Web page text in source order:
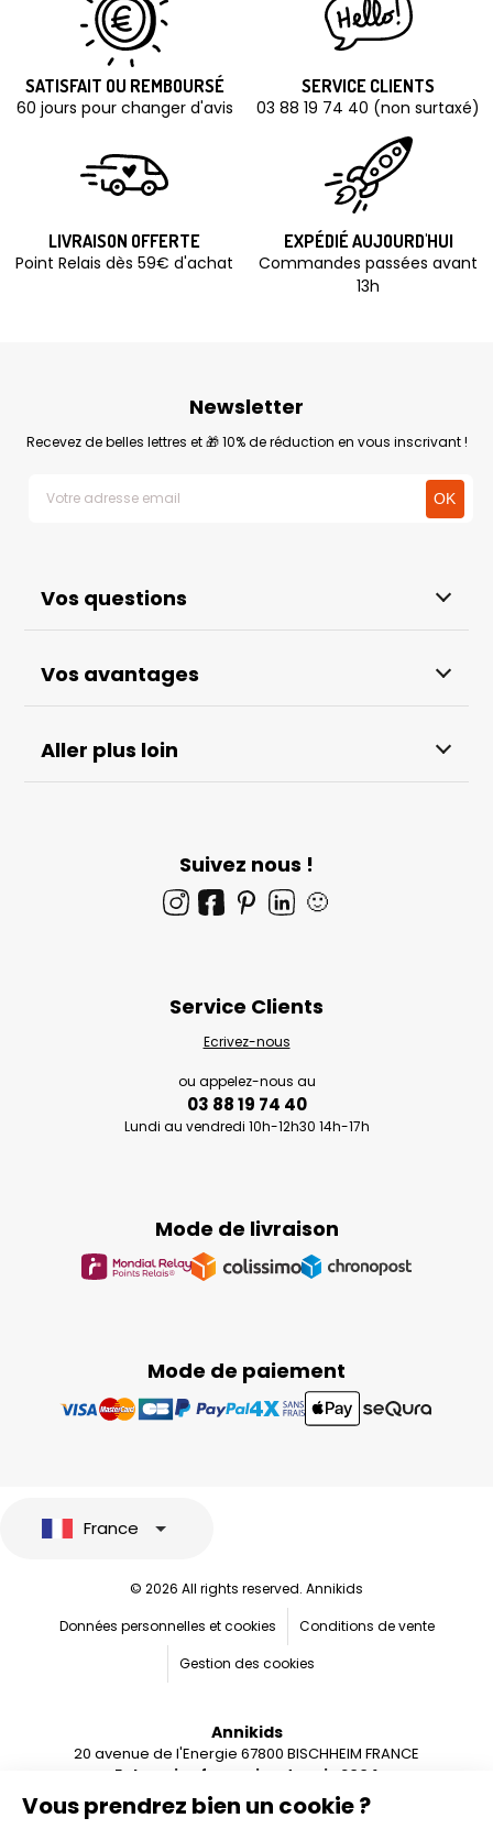
SATISFAIT OU REMBOURSÉ
60 jours pour changer d'avis
SERVICE CLIENTS
03 88 19 74 40 (non surtaxé)
LIVRAISON OFFERTE
Point Relais dès 59€ d'achat
EXPÉDIÉ AUJOURD'HUI
Commandes passées avant
13h
Vos questions
Vos avantages
Aller plus loin
Newsletter
Recevez de belles lettres et 🎁 10% de réduction en vous inscrivant !
Suivez nous !
🙂
Mode de paiement
Mode de livraison
Service Clients
Ecrivez-nous
ou appelez-nous au
03 88 19 74 40
Lundi au vendredi 10h-12h30 14h-17h
Vous prendrez bien un cookie ?
France
© 2026 All rights reserved. Annikids
Données personnelles et cookies
Conditions de vente
Gestion des cookies
Annikids
20 avenue de l'Energie 67800 BISCHHEIM FRANCE
Entreprise française depuis 2004